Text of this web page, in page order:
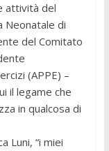
attività del
Neonatale di
del Comitato
(APPE) –
il legame che
in qualcosa di
Luni, “i miei